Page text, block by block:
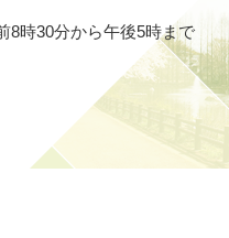
8時30分から午後5時まで